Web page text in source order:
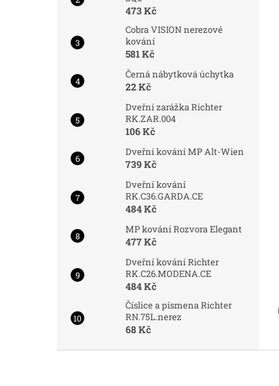
473 Kč
Cobra VISION nerezové
kování
581 Kč
Černá nábytková úchytka
22 Kč
Dveřní zarážka Richter
RK.ZAR.004
106 Kč
Dveřní kování MP Alt-Wien
739 Kč
Dveřní kování
RK.C36.GARDA.CE
484 Kč
MP kování Rozvora Elegant
477 Kč
Dveřní kování Richter
RK.C26.MODENA.CE
484 Kč
Číslice a písmena Richter
RN.75L.nerez
68 Kč
Bezpečnostní vložka EURO
SECURE K CE
od 483 Kč
Bezpečnostní zámková
Secure K CE. Bezpečná vložka pro
Vaše dveře. Vysoká ochrana za
skvělou cenu.Nakupujte online za
dobrou cenu.